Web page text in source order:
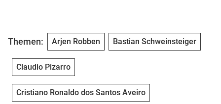
Themen: Arjen Robben Bastian Schweinsteiger
Claudio Pizarro
Cristiano Ronaldo dos Santos Aveiro